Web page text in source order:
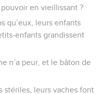
en vieillissant ?
qu’eux, leurs enfants
enfants grandissent
n’a peur, et le bâton de
stériles, leurs vaches font